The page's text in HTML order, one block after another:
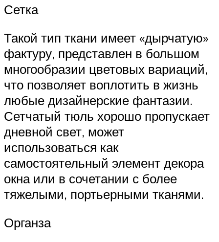
Сетка
Такой тип ткани имеет «дырчатую»
фактуру, представлен в большом
многообразии цветовых вариаций,
что позволяет воплотить в жизнь
любые дизайнерские фантазии.
Сетчатый тюль хорошо пропускает
дневной свет, может
использоваться как
самостоятельный элемент декора
окна или в сочетании с более
тяжелыми, портьерными тканями.
Органза